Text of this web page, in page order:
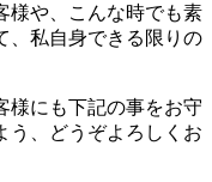
様や、こんな時でも素
、私自身できる限りの
様にも下記の事をお守
う、どうぞよろしくお